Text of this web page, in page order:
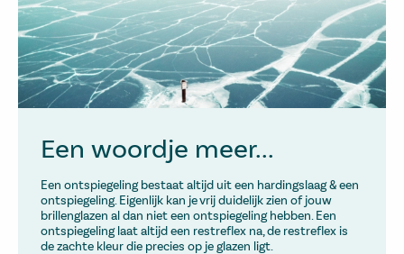
NL EN FR
Een woordje meer...
Een ontspiegeling bestaat altijd uit een hardingslaag & een
ontspiegeling. Eigenlijk kan je vrij duidelijk zien of jouw
brillenglazen al dan niet een ontspiegeling hebben. Een
ontspiegeling laat altijd een restreflex na, de restreflex is
de zachte kleur die precies op je glazen ligt.